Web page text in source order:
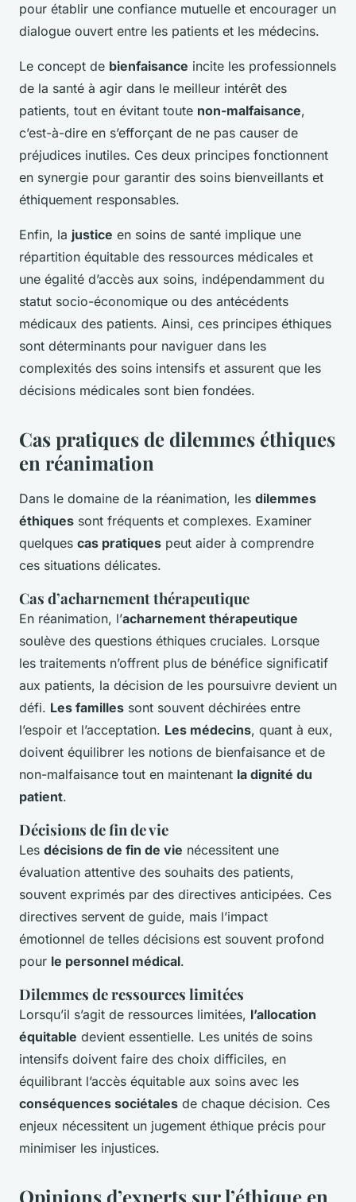
pour établir une confiance mutuelle et encourager un
dialogue ouvert entre les patients et les médecins.
Le concept de bienfaisance incite les professionnels
de la santé à agir dans le meilleur intérêt des
patients, tout en évitant toute non-malfaisance,
c’est-à-dire en s’efforçant de ne pas causer de
préjudices inutiles. Ces deux principes fonctionnent
en synergie pour garantir des soins bienveillants et
éthiquement responsables.
Enfin, la justice en soins de santé implique une
répartition équitable des ressources médicales et
une égalité d’accès aux soins, indépendamment du
statut socio-économique ou des antécédents
médicaux des patients. Ainsi, ces principes éthiques
sont déterminants pour naviguer dans les
complexités des soins intensifs et assurent que les
décisions médicales sont bien fondées.
Cas pratiques de dilemmes éthiques
en réanimation
Dans le domaine de la réanimation, les dilemmes
éthiques sont fréquents et complexes. Examiner
quelques cas pratiques peut aider à comprendre
ces situations délicates.
Cas d’acharnement thérapeutique
En réanimation, l’acharnement thérapeutique
soulève des questions éthiques cruciales. Lorsque
les traitements n’offrent plus de bénéfice significatif
aux patients, la décision de les poursuivre devient un
défi. Les familles sont souvent déchirées entre
l’espoir et l’acceptation. Les médecins, quant à eux,
doivent équilibrer les notions de bienfaisance et de
non-malfaisance tout en maintenant la dignité du
patient.
Décisions de fin de vie
Les décisions de fin de vie nécessitent une
évaluation attentive des souhaits des patients,
souvent exprimés par des directives anticipées. Ces
directives servent de guide, mais l’impact
émotionnel de telles décisions est souvent profond
pour le personnel médical.
Dilemmes de ressources limitées
Lorsqu’il s’agit de ressources limitées, l’allocation
équitable devient essentielle. Les unités de soins
intensifs doivent faire des choix difficiles, en
équilibrant l’accès équitable aux soins avec les
conséquences sociétales de chaque décision. Ces
enjeux nécessitent un jugement éthique précis pour
minimiser les injustices.
Opinions d’experts sur l’éthique en